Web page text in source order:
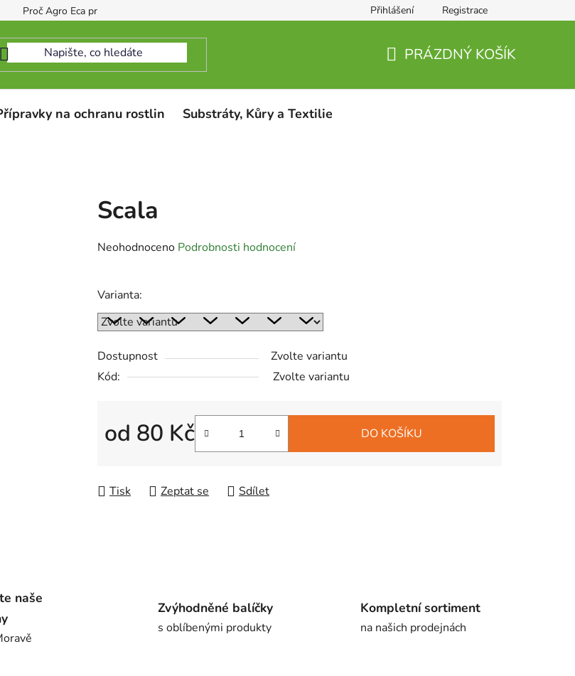
Proč Agro Eca protect Přihlášení Registrace
PRÁZDNÝ KOŠÍK
na ochranu rostlin Substráty, Kůry a Textilie
Scala
Průměrné
0,0
5
hvězdiček.
Neohodnoceno Podrobnosti hodnocení
Varianta:
Dostupnost
Zvolte variantu
Kód:
Zvolte variantu
od 80 Kč DO KOŠÍKU
Tisk Zeptat se Sdílet
naše
Zvýhodněné balíčky
s oblíbenými produkty
Kompletní sortiment
na našich prodejnách